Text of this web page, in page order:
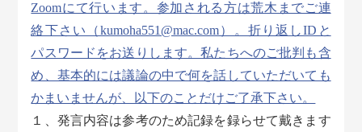
Zoomにて行います。参加される方は荒木までご連
絡下さい（kumoha551@mac.com）。折り返しIDと
パスワードをお送りします。私たちへのご批判も含
め、基本的には議論の中で何を話していただいても
かまいませんが、以下のことだけご了承下さい。
１、発言内容は参考のため記録を録らせて戴きます